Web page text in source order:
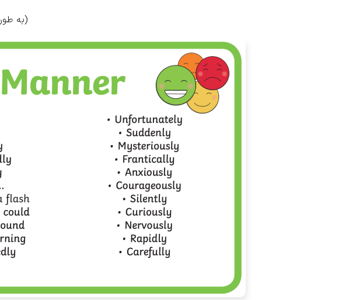
Graceful (باوقار) → Gracefully (به طور باوقار)